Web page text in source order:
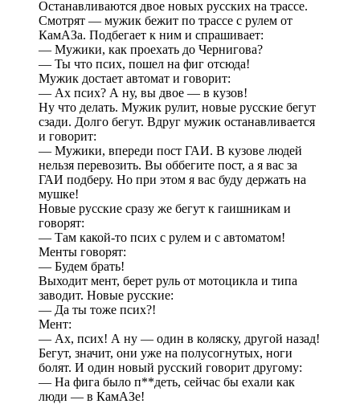
Останавливаются двое новых русских на трассе.
Смотрят — мужик бежит по трассе с рулем от
КамАЗа. Подбегает к ним и спрашивает:
— Мужики, как проехать до Чернигова?
— Ты что псих, пошел на фиг отсюда!
Мужик достает автомат и говорит:
— Ах псих? А ну, вы двое — в кузов!
Ну что делать. Мужик рулит, новые русские бегут
сзади. Долго бегут. Вдруг мужик останавливается
и говорит:
— Мужики, впереди пост ГАИ. В кузове людей
нельзя перевозить. Вы оббегите пост, а я вас за
ГАИ подберу. Но при этом я вас буду держать на
мушке!
Новые русские сразу же бегут к гаишникам и
говорят:
— Там какой-то псих с рулем и с автоматом!
Менты говорят:
— Будем брать!
Выходит мент, берет руль от мотоцикла и типа
заводит. Новые русские:
— Да ты тоже псих?!
Мент:
— Ах, псих! А ну — один в коляску, другой назад!
Бегут, значит, они уже на полусогнутых, ноги
болят. И один новый русский говорит другому:
— На фига было п**деть, сейчас бы ехали как
люди — в КамАЗе!